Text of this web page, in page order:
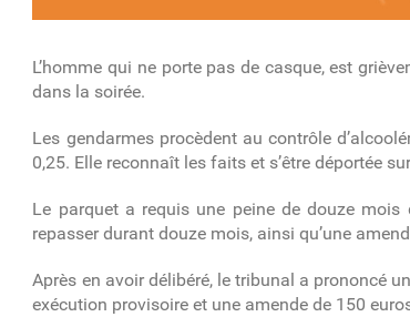
L’homme qui ne porte pas de casque, est
dans la soirée.
Les gendarmes procèdent au contrôle
0,25. Elle reconnaît les faits et s’être déportée
Le parquet a requis une peine de douze
repasser durant douze mois, ainsi qu’une
Après en avoir délibéré, le tribunal a prononcé
exécution provisoire et une amende de 150